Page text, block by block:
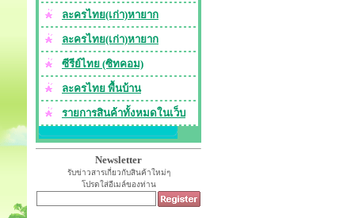
ละครไทย(เก่า)หายาก
ละครไทย(เก่า)หายาก
ซีรีย์ไทย (ซิทคอม)
ละครไทย พื้นบ้าน
รายการสินค้าทั้งหมดในเว็บ
Newsletter
รับข่าวสารเกี่ยวกับสินค้าใหม่ๆ
โปรดใส่อีเมล์ของท่าน